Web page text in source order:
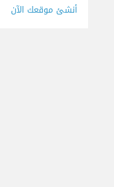
أنشئ موقعك الآن